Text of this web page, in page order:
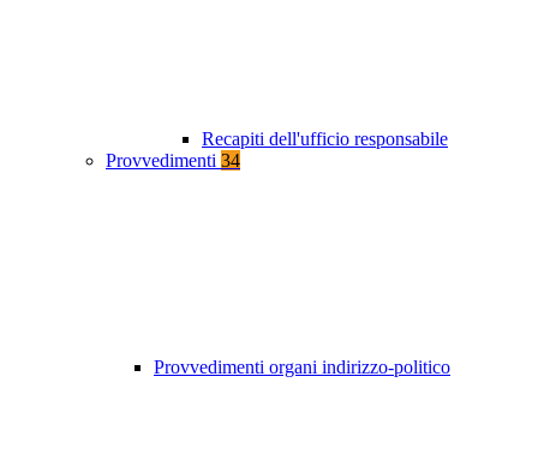
Recapiti dell'ufficio responsabile
Provvedimenti 34
Provvedimenti organi indirizzo-politico